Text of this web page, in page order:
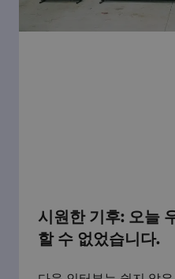
시원한 기후: 오늘
할 수 없었습니다.